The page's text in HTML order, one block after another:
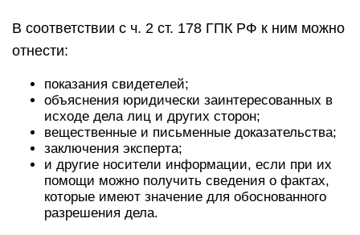
В соответствии с ч. 2 ст. 178 ГПК РФ к ним можно
отнести:
показания свидетелей;
объяснения юридически заинтересованных в
исходе дела лиц и других сторон;
вещественные и письменные доказательства;
заключения эксперта;
и другие носители информации, если при их
помощи можно получить сведения о фактах,
которые имеют значение для обоснованного
разрешения дела.